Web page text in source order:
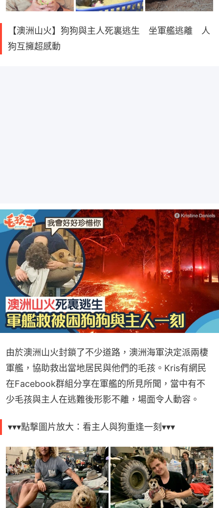
【澳洲山火】狗狗與主人死裏逃生 坐軍艦逃離 人
狗互擁超感動
由於澳洲山火封鎖了不少道路，澳洲海軍決定派兩棲
軍艦，協助救出當地居民與他們的毛孩。Kris有網民
在Facebook群組分享在軍艦的所見所聞，當中有不
少毛孩與主人在逃難後形影不離，場面令人動容。
▾▾▾點撃圖片放大：看主人與狗重逢一刻▾▾▾